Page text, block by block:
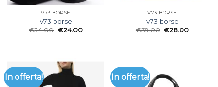
V73 BORSE
v73 borse
€34.00 €24.00
V73 BORSE
v73 borse
€39.00 €28.00
In offerta! In offerta!